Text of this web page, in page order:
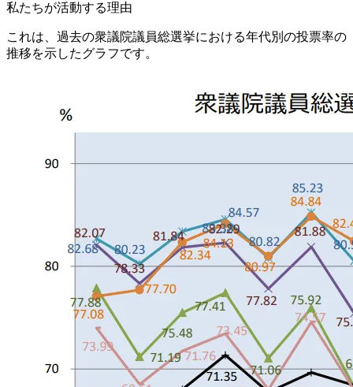
私たちが活動する理由
これは、過去の衆議院議員総選挙における年代別の投票率の
推移を示したグラフです。